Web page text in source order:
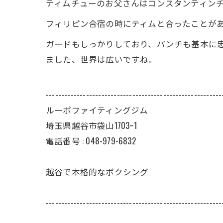
ティムチューのお父さんはコンスタンティン
フィリピン合宿の時にティムと合ったことが
ガードもしっかりしており、パンチも基本に
ました、世界は広いですね。
ルーポファイティングジム
埼玉県越谷市袋山1703ｰ1
電話番号 : 048-979-6832
越谷で本格的なボクシング